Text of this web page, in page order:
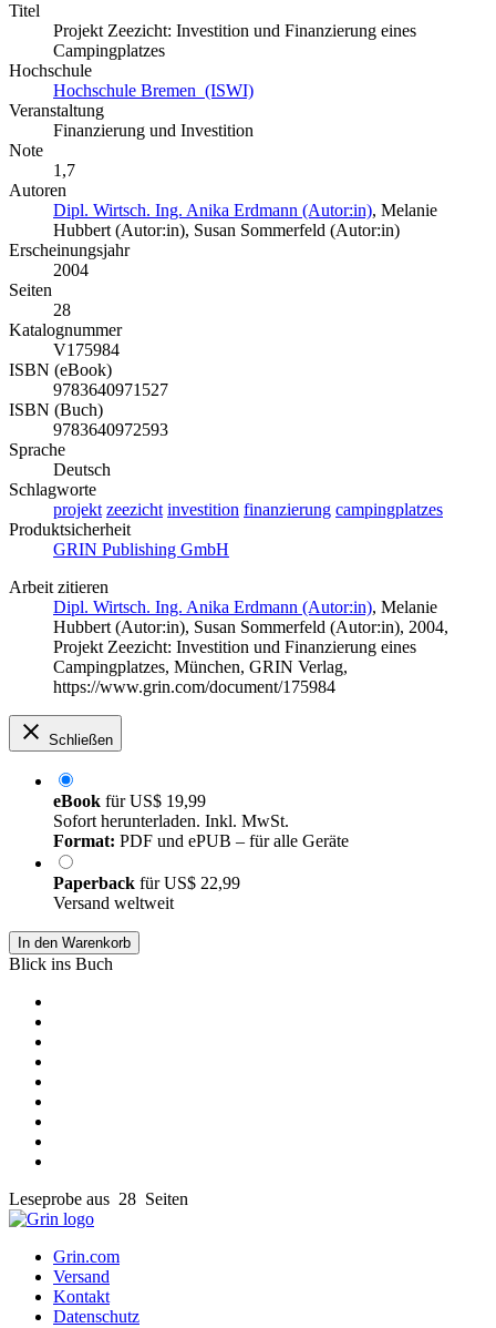
Titel
Projekt Zeezicht: Investition und Finanzierung eines
Campingplatzes
Hochschule
Hochschule Bremen (ISWI)
Veranstaltung
Finanzierung und Investition
Note
1,7
Autoren
Dipl. Wirtsch. Ing. Anika Erdmann (Autor:in), Melanie
Hubbert (Autor:in), Susan Sommerfeld (Autor:in)
Erscheinungsjahr
2004
Seiten
28
Katalognummer
V175984
ISBN (eBook)
9783640971527
ISBN (Buch)
9783640972593
Sprache
Deutsch
Schlagworte
projekt zeezicht investition finanzierung campingplatzes
Produktsicherheit
GRIN Publishing GmbH
Arbeit zitieren
Dipl. Wirtsch. Ing. Anika Erdmann (Autor:in), Melanie
Hubbert (Autor:in), Susan Sommerfeld (Autor:in), 2004,
Projekt Zeezicht: Investition und Finanzierung eines
Campingplatzes, München, GRIN Verlag,
https://www.grin.com/document/175984
Schließen
eBook fürUS$ 19,99
Sofort herunterladen. Inkl. MwSt.
Format: PDF und ePUB – für alle Geräte
Paperback fürUS$ 22,99
Versand weltweit
In den Warenkorb
Blick ins Buch
Leseprobe aus 28 Seiten
Grin.com
Versand
Kontakt
Datenschutz